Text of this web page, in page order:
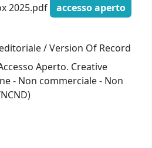
2025.pdf
accesso aperto
/ Version Of Record
Aperto. Creative
- Non commerciale - Non